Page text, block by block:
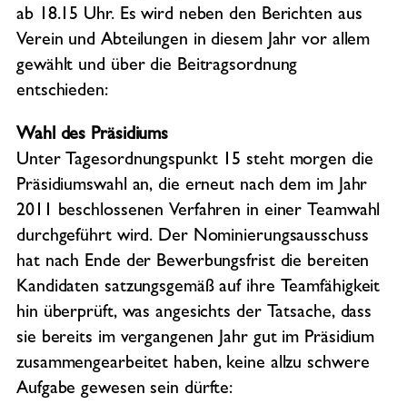
ab 18.15 Uhr. Es wird neben den Berichten aus
Verein und Abteilungen in diesem Jahr vor allem
gewählt und über die Beitragsordnung
entschieden:
Wahl des Präsidiums
Unter Tagesordnungspunkt 15 steht morgen die
Präsidiumswahl an, die erneut nach dem im Jahr
2011 beschlossenen Verfahren in einer Teamwahl
durchgeführt wird. Der Nominierungsausschuss
hat nach Ende der Bewerbungsfrist die bereiten
Kandidaten satzungsgemäß auf ihre Teamfähigkeit
hin überprüft, was angesichts der Tatsache, dass
sie bereits im vergangenen Jahr gut im Präsidium
zusammengearbeitet haben, keine allzu schwere
Aufgabe gewesen sein dürfte: